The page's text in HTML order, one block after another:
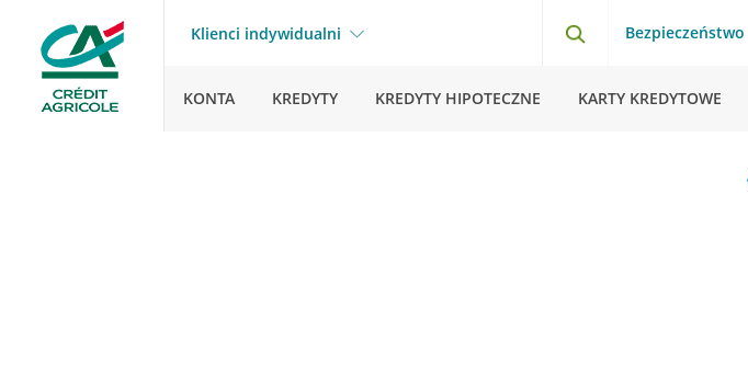
Klienci indywidualni Bezpieczeństwo
KONTA KREDYTY KREDYTY HIPOTECZNE KARTY KREDYTOWE